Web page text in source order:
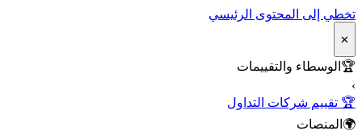
تخطي إلى المحتوى الرئيسي
✕
🏆الوسطاء والتقييمات
🏆 تقييم شركات التداول
🌍المنصات